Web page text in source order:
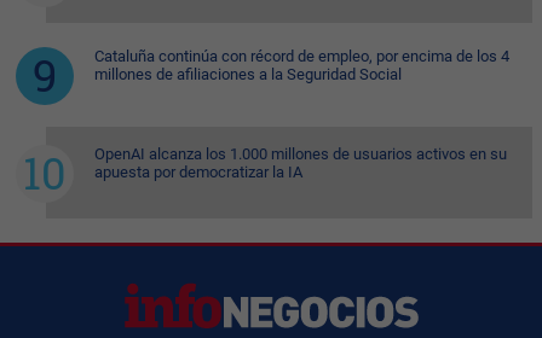
Cataluña continúa con récord de empleo, por encima de los 4
millones de afiliaciones a la Seguridad Social
OpenAI alcanza los 1.000 millones de usuarios activos en su
apuesta por democratizar la IA